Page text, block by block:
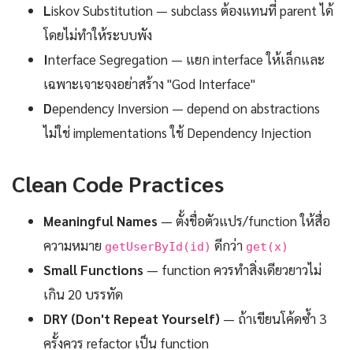
Liskov Substitution — subclass ต้องแทนที่ parent ได้
โดยไม่ทำให้ระบบพัง
Interface Segregation — แยก interface ให้เล็กและ
เฉพาะเจาะจงอย่าสร้าง "God Interface"
Dependency Inversion — depend on abstractions
ไม่ใช่ implementations ใช้ Dependency Injection
Clean Code Practices
Meaningful Names — ตั้งชื่อตัวแปร/function ให้สื่อ
ความหมาย getUserById(id) ดีกว่า get(x)
Small Functions — function ควรทำสิ่งเดียวยาวไม่
เกิน 20 บรรทัด
DRY (Don't Repeat Yourself) — ถ้าเขียนโค้ดซ้ำ 3
ครั้งควร refactor เป็น function